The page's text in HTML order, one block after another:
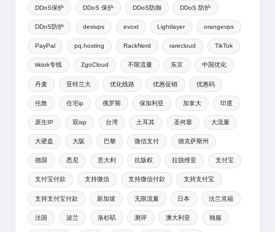
DDoS保护 DDoS 保护 DDoS防御 DDoS 防护
DDoS防护 desivps evoxt Lightlayer orangevps
PayPal pq.hosting RackNerd rarecloud TikTok
tiktok专线 ZgoCloud 不限流量 东京 中国优化
丹麦 亚特兰大 优化线路 优惠促销 优惠码
伦敦 住宅ip 俄罗斯 保加利亚 加拿大 印度
原生IP 双isp 台湾 土耳其 圣何塞 大流量
大硬盘 大阪 巴黎 微信支付 德克萨斯州
德国 悉尼 意大利 抗版权 拉脱维亚 支付宝
支付宝付款 支持微信 支持微信付款 支持支付宝
支持支付宝付款 新加坡 无限流量 日本 法兰克福
法国 波兰 洛杉矶 测评 澳大利亚 独服